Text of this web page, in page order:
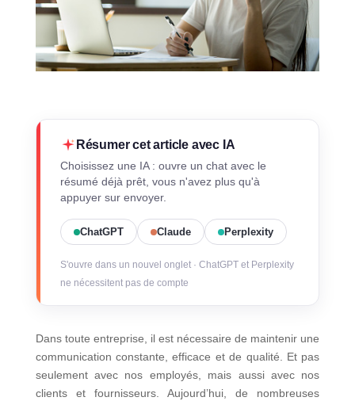
Résumer cet article avec IA
Choisissez une IA : ouvre un chat avec le
résumé déjà prêt, vous n'avez plus qu'à
appuyer sur envoyer.
ChatGPT Claude Perplexity
S'ouvre dans un nouvel onglet · ChatGPT et Perplexity
ne nécessitent pas de compte
Dans toute entreprise, il est nécessaire de maintenir une
communication constante, efficace et de qualité. Et pas
seulement avec nos employés, mais aussi avec nos
clients et fournisseurs. Aujourd’hui, de nombreuses